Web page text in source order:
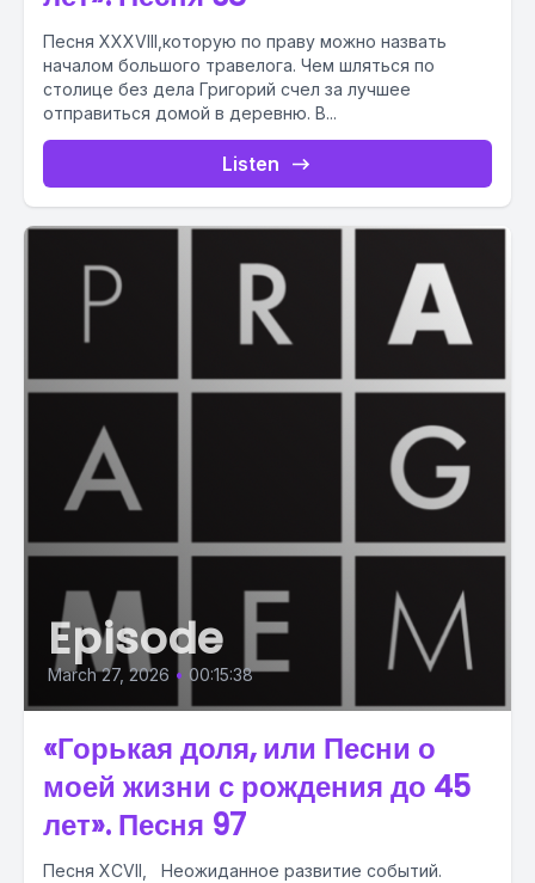
Песня XXXVIII,которую по праву можно назвать
началом большого травелога. Чем шляться по
столице без дела Григорий счел за лучшее
отправиться домой в деревню. В...
Listen
Episode
March 27, 2026 • 00:15:38
«Горькая доля, или Песни о
моей жизни с рождения до 45
лет». Песня 97
Песня XCVII, Неожиданное развитие событий.